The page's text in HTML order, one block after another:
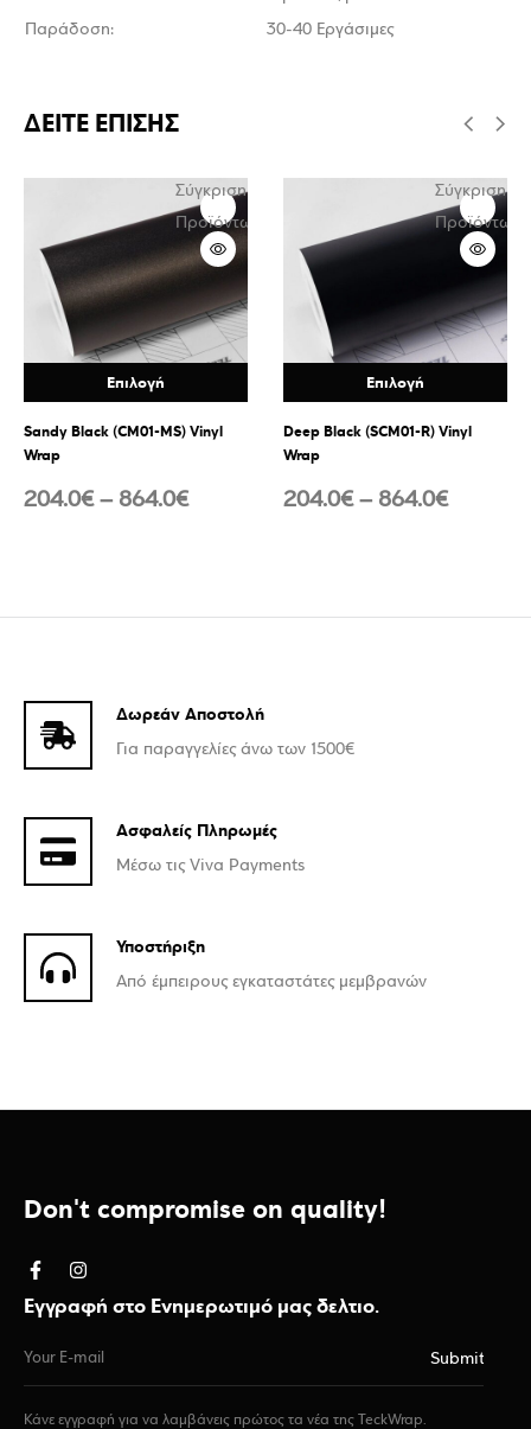
Παράδοση:
30-40 Εργάσιμες
ΔΕΙΤΕ ΕΠΙΣΗΣ
Επιλογή
Σύγκριση
Προϊόντων
Sandy Black (CM01-MS) Vinyl
Wrap
204.0€– 864.0€
Επιλογή
Σύγκριση
Προϊόντων
Deep Black (SCM01-R) Vinyl
Wrap
204.0€– 864.0€
Δωρεάν Αποστολή
Για παραγγελίες άνω των 1500€
Ασφαλείς Πληρωμές
Μέσω τις Viva Payments
Υποστήριξη
Από έμπειρους εγκαταστάτες μεμβρανών
Don't compromise on quality!
Εγγραφή στο Ενημερωτιμό μας δελτιο.
Κάνε εγγραφή για να λαμβάνεις πρώτος τα νέα της TeckWrap.